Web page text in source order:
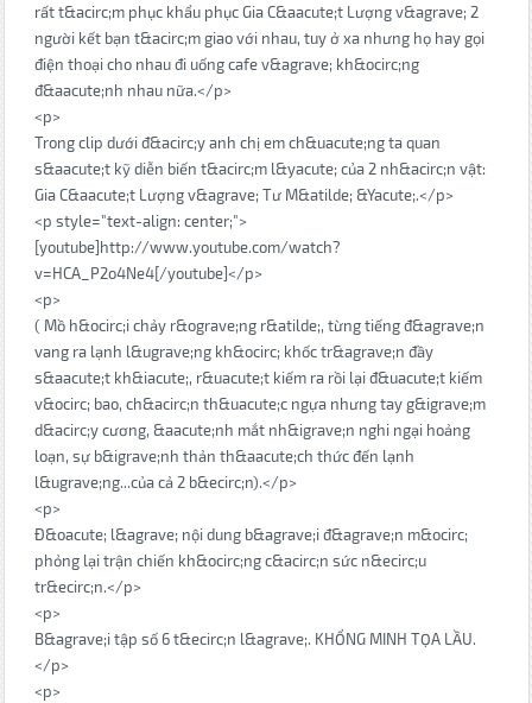
rất t&acirc;m phục khẩu phục Gia C&aacute;t Lượng v&agrave; 2
người kết bạn t&acirc;m giao với nhau, tuy ở xa nhưng họ hay gọi
điện thoại cho nhau đi uống cafe v&agrave; kh&ocirc;ng
đ&aacute;nh nhau nữa.</p>
<p>
Trong clip dưới đ&acirc;y anh chị em ch&uacute;ng ta quan
s&aacute;t kỹ diễn biến t&acirc;m l&yacute; của 2 nh&acirc;n vật:
Gia C&aacute;t Lượng v&agrave; Tư M&atilde; &Yacute;.</p>
<p style="text-align: center;">
[youtube]http://www.youtube.com/watch?
v=HCA_P2o4Ne4[/youtube]</p>
<p>
( Mồ h&ocirc;i chảy r&ograve;ng r&atilde;, từng tiếng đ&agrave;n
vang ra lạnh l&ugrave;ng kh&ocirc; khốc tr&agrave;n đầy
s&aacute;t kh&iacute;, r&uacute;t kiếm ra rồi lại đ&uacute;t kiếm
v&ocirc; bao, ch&acirc;n th&uacute;c ngựa nhưng tay g&igrave;m
d&acirc;y cương, &aacute;nh mắt nh&igrave;n nghi ngại hoảng
loạn, sự b&igrave;nh thản th&aacute;ch thức đến lạnh
l&ugrave;ng...của cả 2 b&ecirc;n).</p>
<p>
Đ&oacute; l&agrave; nội dung b&agrave;i đ&agrave;n m&ocirc;
phỏng lại trận chiến kh&ocirc;ng c&acirc;n sức n&ecirc;u
tr&ecirc;n.</p>
<p>
B&agrave;i tập số 6 t&ecirc;n l&agrave;. KHỔNG MINH TỌA LẦU.
</p>
<p>